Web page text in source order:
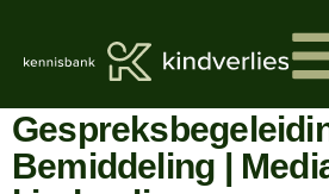
Bemiddeling |